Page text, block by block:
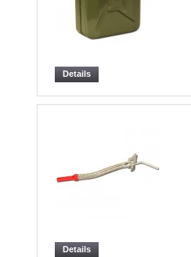
Details
Details